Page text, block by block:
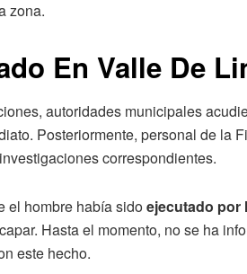
zona.
En Valle De
autoridades municipales
Posteriormente, personal de la
correspondientes.
el hombre había sidoejecutado por
Hasta el momento, no se ha
este hecho.